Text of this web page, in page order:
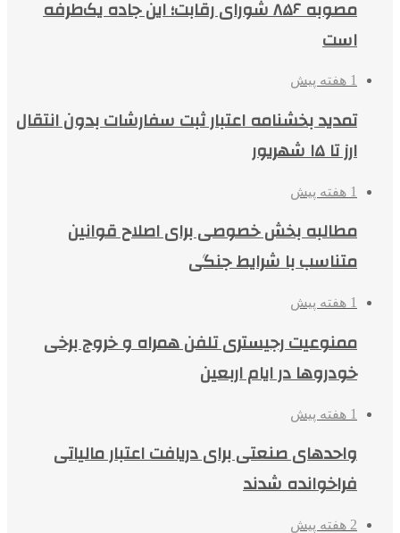
مصوبه ۸۵۶ شورای رقابت؛ این جاده یک‌طرفه
است
1 هفته پیش
تمدید بخشنامه اعتبار ثبت سفارشات بدون انتقال
ارز تا ۱۵ شهریور
1 هفته پیش
مطالبه بخش خصوصی برای اصلاح قوانین
متناسب با شرایط جنگی
1 هفته پیش
ممنوعیت رجیستری تلفن همراه و خروج برخی
خودروها در ایام اربعین
1 هفته پیش
واحدهای صنعتی برای دریافت اعتبار مالیاتی
فراخوانده شدند
2 هفته پیش